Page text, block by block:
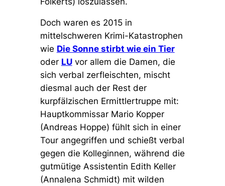
Doch waren es 2015 in
mittelschweren Krimi-Katastrophen
wie Die Sonne stirbt wie ein Tier
oder LUvor allem die Damen, die
sich verbal zerfleischten, mischt
diesmal auch der Rest der
kurpfälzischen Ermittlertruppe mit:
Hauptkommissar Mario Kopper
(Andreas Hoppe) fühlt sich in einer
Tour angegriffen und schießt verbal
gegen die Kolleginnen, während die
gutmütige Assistentin Edith Keller
(Annalena Schmidt) mit wilden